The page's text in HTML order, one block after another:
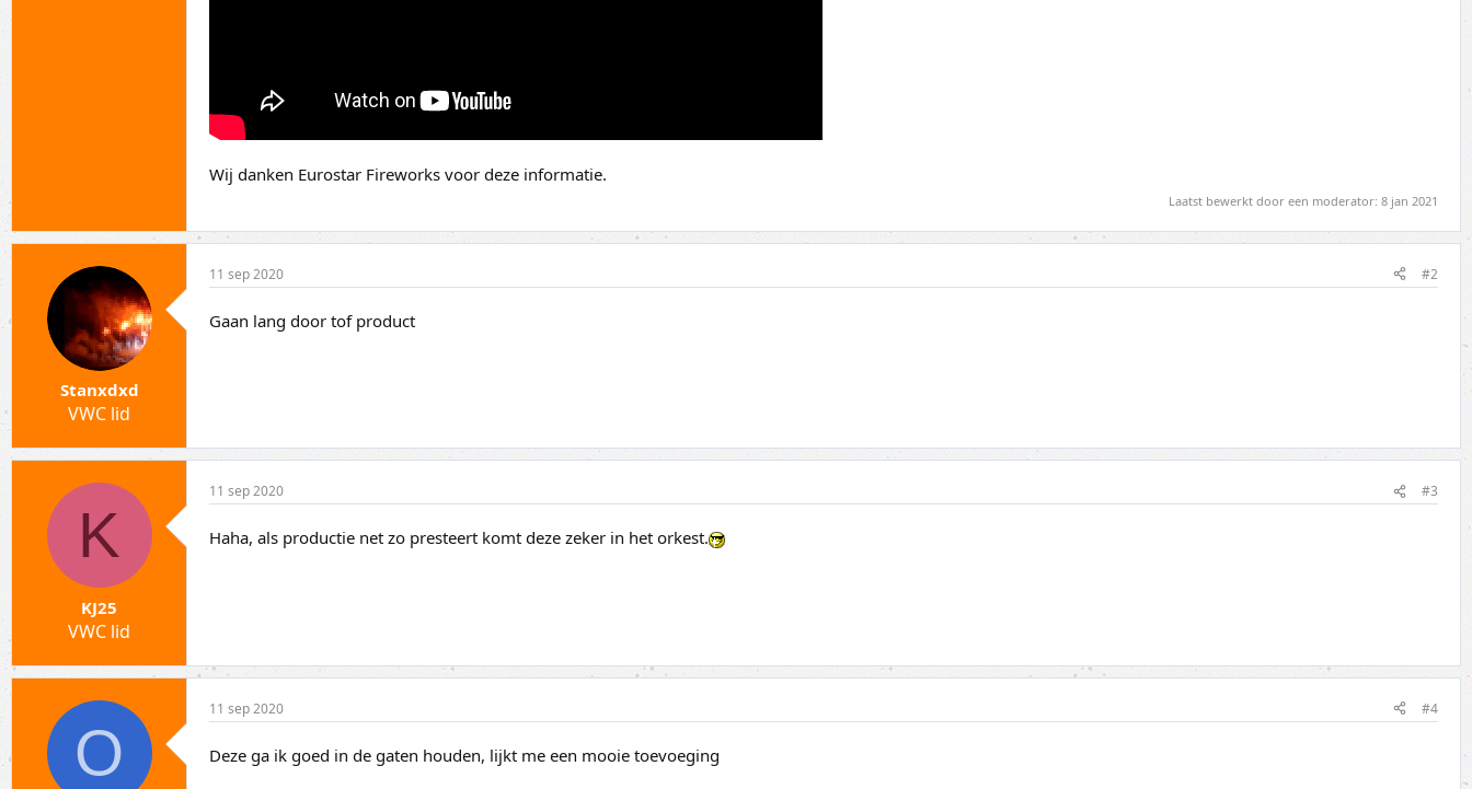
Wij danken Eurostar Fireworks voor deze informatie.
Laatst bewerkt door een moderator: 8 jan 2021
Stanxdxd
VWC lid
11 sep 2020 #2
Gaan lang door tof product
K
KJ25
VWC lid
11 sep 2020 #3
Haha, als productie net zo presteert komt deze zeker in het orkest.
O
11 sep 2020 #4
Deze ga ik goed in de gaten houden, lijkt me een mooie toevoeging